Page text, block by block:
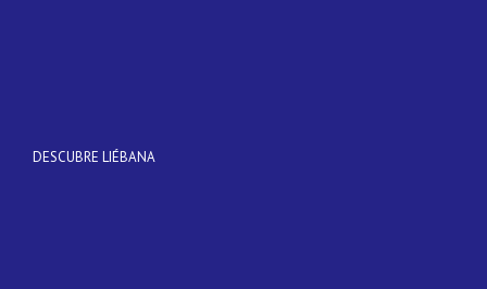
DESCUBRE LIÉBANA